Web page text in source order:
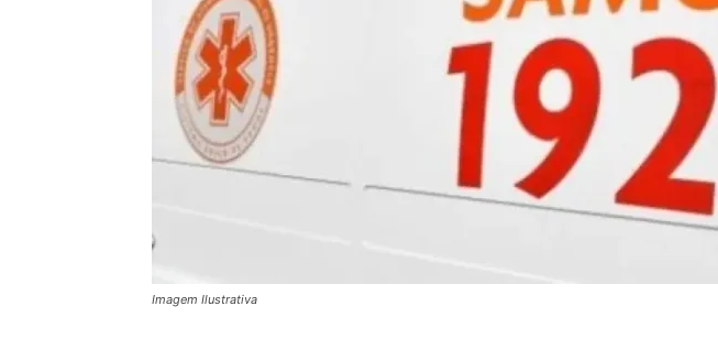
Imagem Ilustrativa